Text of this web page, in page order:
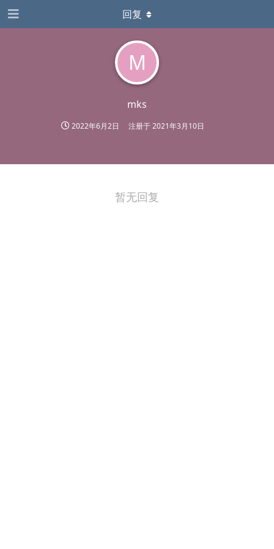
M
mks
2022年6月2日 注册于2021年3月10日
回复
暂无回复